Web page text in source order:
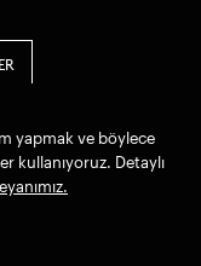
yapmak ve böylece
kullanıyoruz. Detaylı